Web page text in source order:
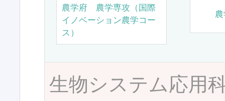
農学府 農学専攻（国際
イノベーション農学コー
ス）
生物システム応用